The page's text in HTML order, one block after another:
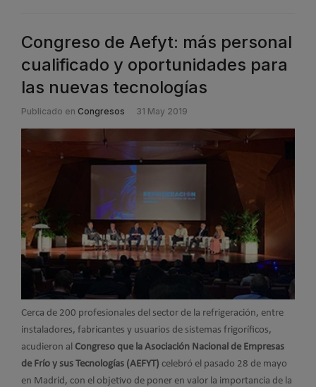
Congreso de Aefyt: más personal
cualificado y oportunidades para
las nuevas tecnologías
Publicado en Congresos 31 May 2019
Cerca de 200 profesionales del sector de la refrigeración, entre
instaladores, fabricantes y usuarios de sistemas frigoríficos,
acudieron al Congreso que la Asociación Nacional de Empresas
de Frío y sus Tecnologías (AEFYT) celebró el pasado 28 de mayo
en Madrid, con el objetivo de poner en valor la importancia de la